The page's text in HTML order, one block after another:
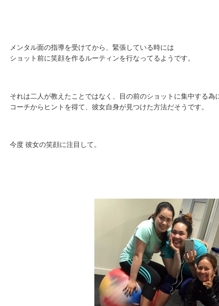
メンタル面の指導を受けてから、緊張している時には
ショット前に笑顔を作るルーティンを行なってるようです。
それは二人が教えたことではなく、目の前のショットに集中する為
コーチからヒントを得て、彼女自身が見つけた方法だそうです。
今度 彼女の笑顔に注目して。